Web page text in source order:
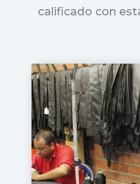
calificado con